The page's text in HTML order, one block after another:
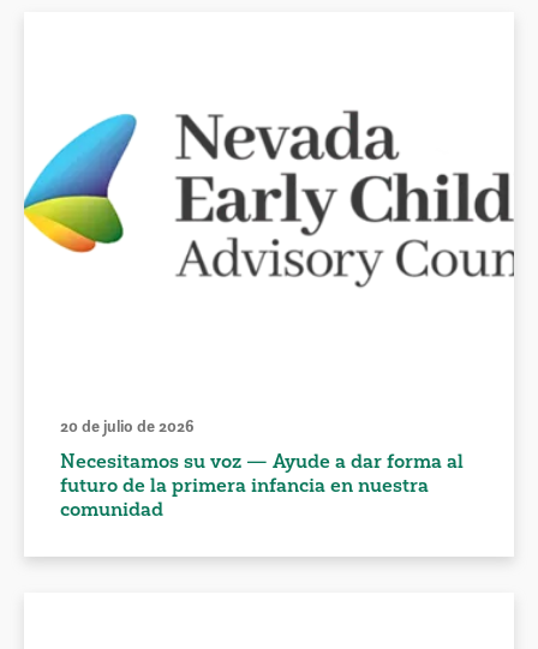
20 de julio de 2026
Necesitamos su voz — Ayude a dar forma al
futuro de la primera infancia en nuestra
comunidad